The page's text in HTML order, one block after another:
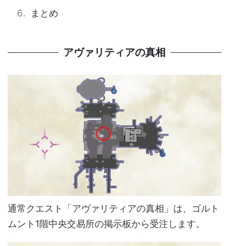
まとめ
アヴァリティアの真相
通常クエスト「アヴァリティアの真相」は、ゴルト
ムント1階中央交易所の掲示板から受注します。